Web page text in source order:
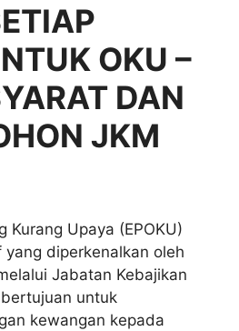
OKU –
DAN
JKM
Kurang Upaya (EPOKU)
diperkenalkan oleh
Jabatan Kebajikan
untuk
kewangan kepada